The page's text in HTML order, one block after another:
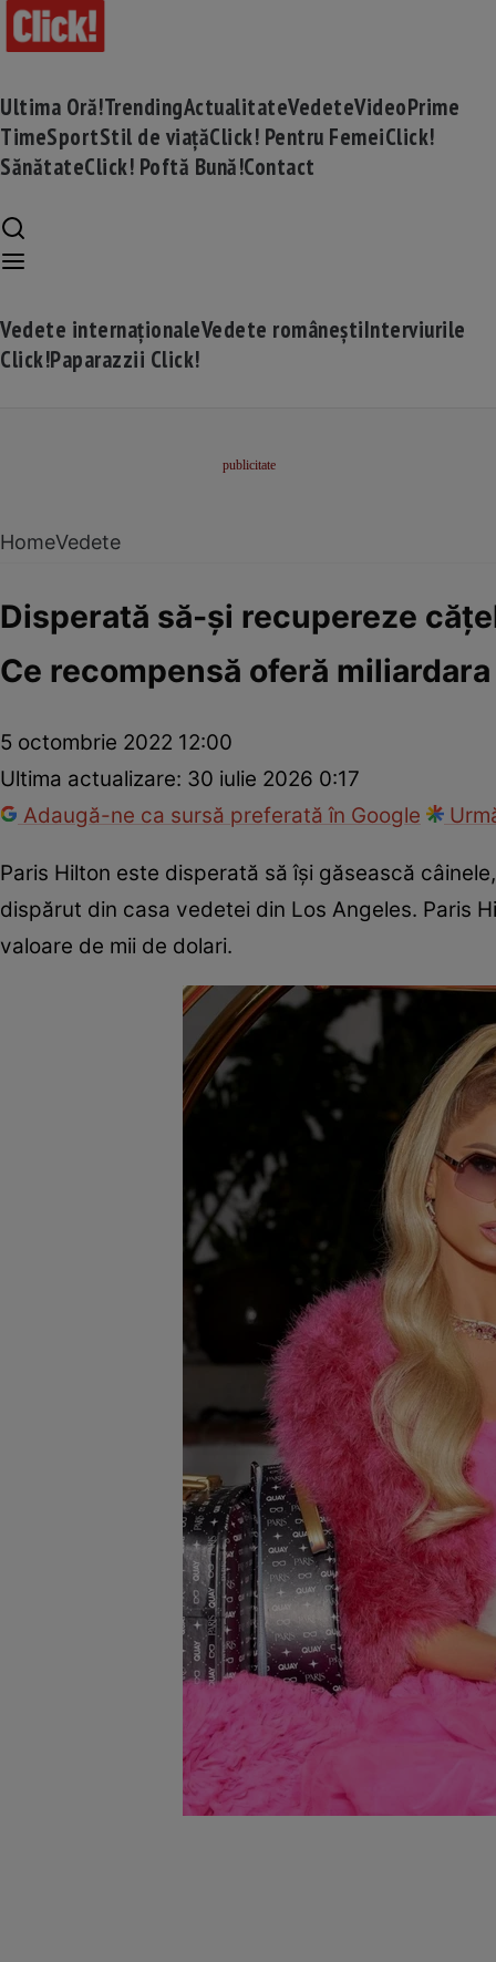
Ultima Oră!TrendingActualitateVedeteVideoPrime
TimeSportStil de viațăClick! Pentru FemeiClick!
SănătateClick! Poftă Bună!Contact
Vedete internaționaleVedete româneștiInterviurile
Click!Paparazzii Click!
HomeVedete
Disperată să-și recupereze
Ce recompensă oferă miliardara
5 octombrie 2022 12:00
Ultima actualizare: 30 iulie 2026 0:17
Adaugă-ne ca sursă preferată în Google
Paris Hilton este disperată să își găsească
dispărut din casa vedetei din Los Angeles. Paris
valoare de mii de dolari.